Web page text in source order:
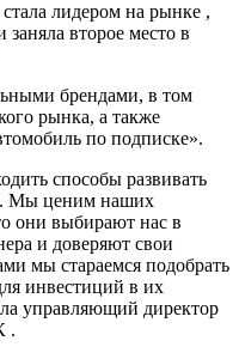
лидером на рынке ,
заняла второе место в
брендами, в том
рынка, а также
по подписке».
способы развивать
Мы ценим наших
они выбирают нас в
и доверяют свои
мы стараемся подобрать
инвестиций в их
управляющий директор
.